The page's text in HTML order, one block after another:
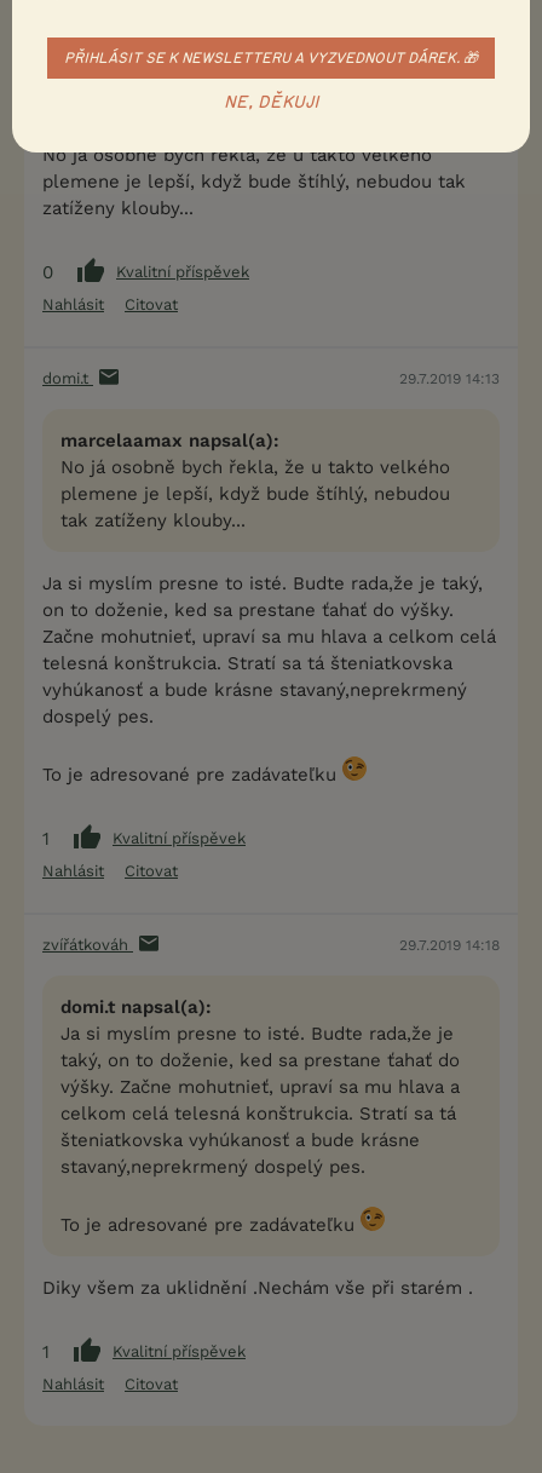
Nahlásit
Citovat
No já osobně bych řekla, že u takto velkého
plemene je lepší, když bude štíhlý, nebudou tak
zatíženy klouby...
0
Kvalitní příspěvek
Nahlásit
Citovat
domi.t 29.7.2019 14:13
marcelaamax napsal(a):
No já osobně bych řekla, že u takto velkého
plemene je lepší, když bude štíhlý, nebudou
tak zatíženy klouby...
Ja si myslím presne to isté. Budte rada,že je taký,
on to doženie, ked sa prestane ťahať do výšky.
Začne mohutnieť, upraví sa mu hlava a celkom celá
telesná konštrukcia. Stratí sa tá šteniatkovska
vyhúkanosť a bude krásne stavaný,neprekrmený
dospelý pes.
To je adresované pre zadávateľku
1
Kvalitní příspěvek
Nahlásit
Citovat
zvířátkováh 29.7.2019 14:18
domi.t napsal(a):
Ja si myslím presne to isté. Budte rada,že je
taký, on to doženie, ked sa prestane ťahať do
výšky. Začne mohutnieť, upraví sa mu hlava a
celkom celá telesná konštrukcia. Stratí sa tá
šteniatkovska vyhúkanosť a bude krásne
stavaný,neprekrmený dospelý pes.
To je adresované pre zadávateľku
Diky všem za uklidnění .Nechám vše při starém .
1
Kvalitní příspěvek
Nahlásit
Citovat
PŘIHLÁSIT SE K NEWSLETTERU A VYZVEDNOUT DÁREK. 🎁
NE, DĚKUJI